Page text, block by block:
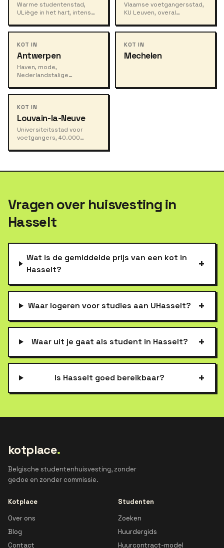
Warme studentenstad,
ULiège in het hart, intens
Vlaamse voetgangersstad,
KU Leuven, overal
KOT IN
Antwerpen
Haven, mode,
Nederlandstalige
energie.
KOT IN
Mechelen
KOT IN
Louvain-la-Neuve
Universiteitsstad voor
voetgangers, 40.000
Vragen over huisvesting in
Hasselt
Wat is de gemiddelde prijs van een kot in
Hasselt?
+
Waar logeren voor studies aan UHasselt? +
Waar uit je gaat als student in Hasselt? +
Is Hasselt goed bereikbaar? +
kotplace.
Belgische studentenhuisvesting, zonder
gedoe en zonder commissie.
Kotplace
Over ons
Blog
Contact
Studenten
Zoeken
Huurdergids
Huurcontract-model